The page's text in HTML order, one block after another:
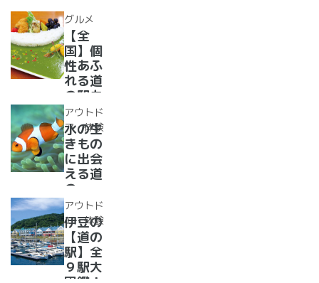
が選ん
だ道の
駅ラン
キング
【最
新】
イチオ
シ！お
風呂の
ある道
の駅
16
選！あ
った
か、湯
ったり
道の駅
グルメ
【全
国】個
性あふ
れる道
の駅カ
レー大
集合！
道の駅
で食べ
られる
人気ダ
ムカレ
ー28
選
アウトド
ア・体験
水の生
きもの
に出会
える道
の
駅??〜
水族館
がある
道の駅
１０
選〜
アウトド
ア・体験
伊豆の
【道の
駅】全
９駅大